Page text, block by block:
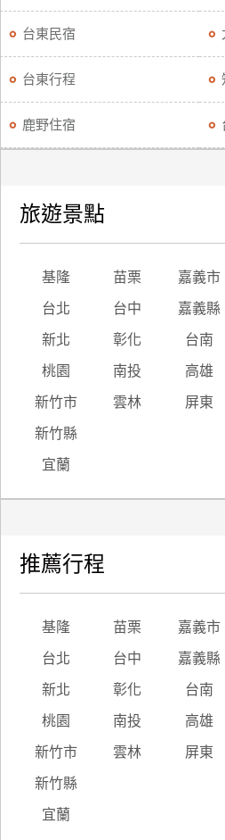
台東民宿
台東行程
鹿野住宿
旅遊景點
基隆 苗栗 嘉義市
台北 台中 嘉義縣
新北 彰化 台南
桃園 南投 高雄
新竹市 雲林 屏東
新竹縣
宜蘭
推薦行程
基隆 苗栗 嘉義市
台北 台中 嘉義縣
新北 彰化 台南
桃園 南投 高雄
新竹市 雲林 屏東
新竹縣
宜蘭